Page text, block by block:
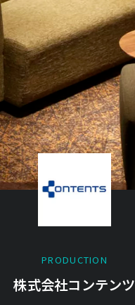
PRODUCTION
株式会社コンテンツ